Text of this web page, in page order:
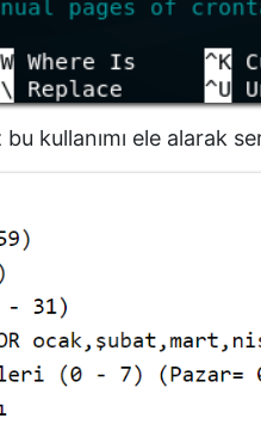
kullanımı ele alarak